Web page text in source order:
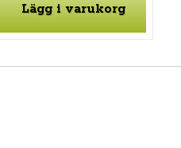
Lägg i varukorg